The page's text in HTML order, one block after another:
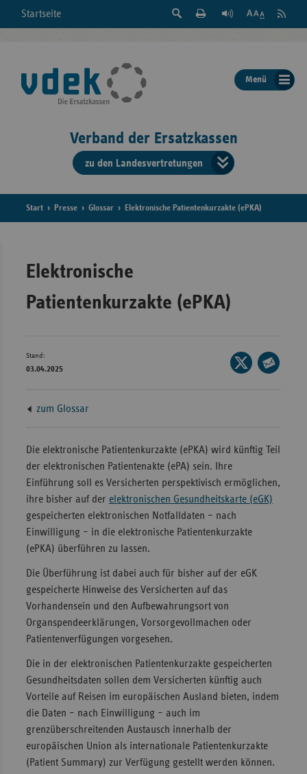
Startseite
Suche
der
Seite
Feed
Menü
Verband der Ersatzkassen
zu den Landesvertretungen
der
Bayern
Berlin/
Hessen
Start Presse Glossar Elektronische Patientenkurzakte (ePKA)
Elektronische
Patientenkurzakte (ePKA)
Stand:
03.04.2025
Seite
auf
teilen
zum Glossar
Die elektronische Patientenkurzakte (ePKA) wird künftig Teil
der elektronischen Patientenakte (ePA) sein. Ihre
Einführung soll es Versicherten perspektivisch ermöglichen,
ihre bisher auf der elektronischen Gesundheitskarte (eGK)
gespeicherten elektronischen Notfalldaten – nach
Einwilligung – in die elektronische Patientenkurzakte
(ePKA) überführen zu lassen.
Die Überführung ist dabei auch für bisher auf der eGK
gespeicherte Hinweise des Versicherten auf das
Vorhandensein und den Aufbewahrungsort von
Organspendeerklärungen, Vorsorgevollmachen oder
Patientenverfügungen vorgesehen.
Die in der elektronischen Patientenkurzakte gespeicherten
Gesundheitsdaten sollen dem Versicherten künftig auch
Vorteile auf Reisen im europäischen Ausland bieten, indem
die Daten – nach Einwilligung – auch im
grenzüberschreitenden Austausch innerhalb der
europäischen Union als internationale Patientenkurzakte
(Patient Summary) zur Verfügung gestellt werden können.